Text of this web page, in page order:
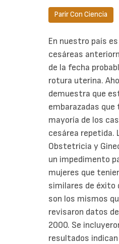
Parir Con Ciencia
En nuestro país
cesáreas
de la fecha
rotura uterina.
demuestra que
embarazadas
mayoría de los
cesárea repetida.
Obstetricia y
un impedimento
mujeres que
similares de éxito
son los mismos
revisaron datos
2000. Se
resultados